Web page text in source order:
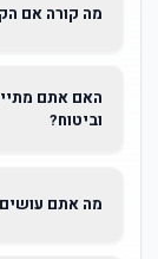
מה קורה אם
האם אתם
וביטוח?
מה אתם עושים